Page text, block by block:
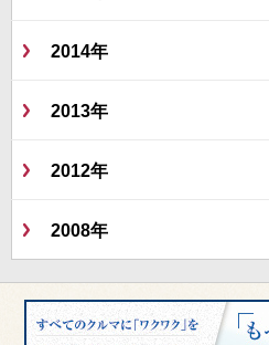
2014年
2013年
2012年
2008年